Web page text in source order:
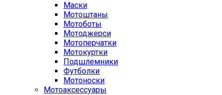
Маски
Мотоштаны
Мотоботы
Мотоджерси
Мотоперчатки
Мотокуртки
Подшлемники
Футболки
Мотоноски
Мотоаксессуары